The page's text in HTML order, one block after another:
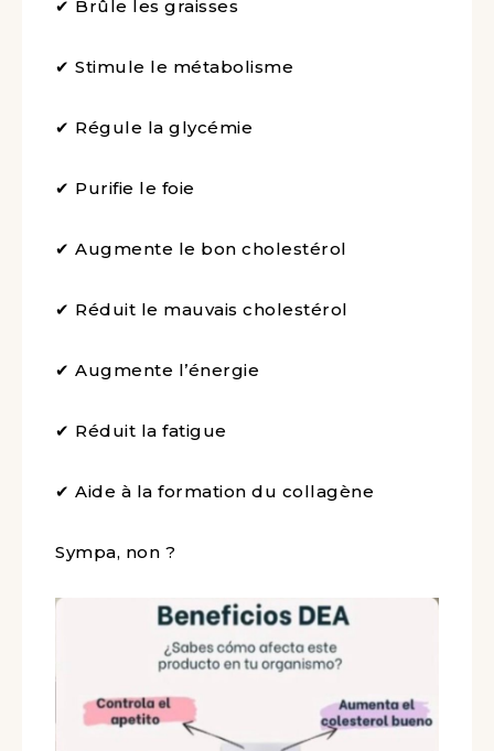
✔ Brûle les graisses
✔ Stimule le métabolisme
✔ Régule la glycémie
✔ Purifie le foie
✔ Augmente le bon cholestérol
✔ Réduit le mauvais cholestérol
✔ Augmente l’énergie
✔ Réduit la fatigue
✔ Aide à la formation du collagène
Sympa, non ?